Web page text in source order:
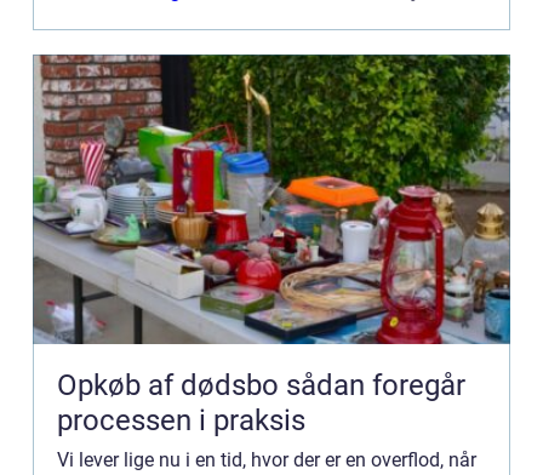
Opkøb af dødsbo sådan foregår
processen i praksis
Vi lever lige nu i en tid, hvor der er en overflod, når